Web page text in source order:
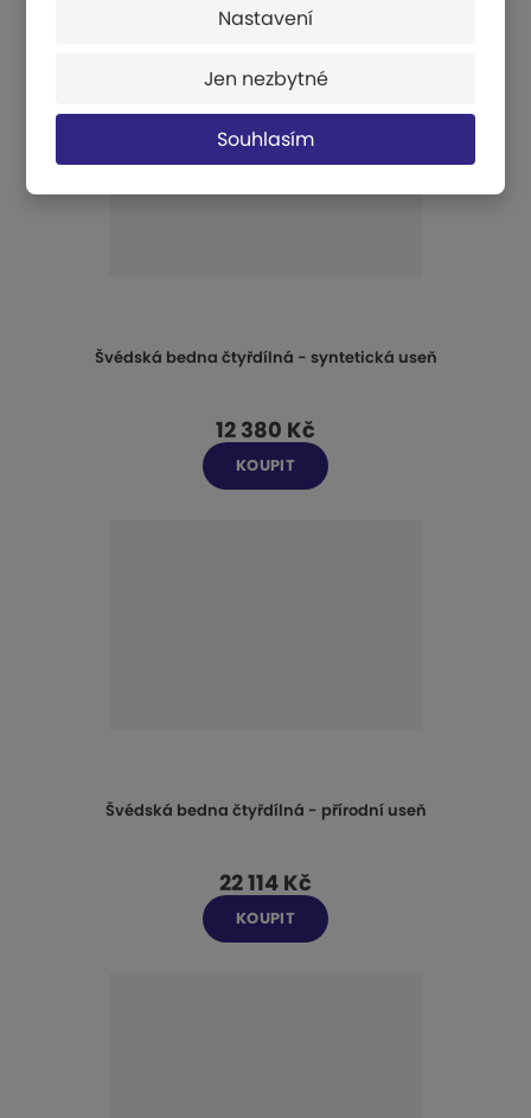
Nastavení
Jen nezbytné
Souhlasím
KOUPIT
Švédská bedna čtyřdílná - syntetická useň
12 380 Kč
KOUPIT
Švédská bedna čtyřdílná - přírodní useň
22 114 Kč
KOUPIT